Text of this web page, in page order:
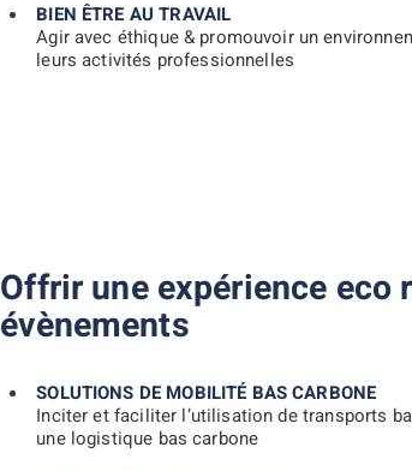
BIEN ÊTRE AU TRAVAIL
Agir avec éthique & promouvoir un
leurs activités professionnelles
Offrir une expérience eco
évènements
SOLUTIONS DE MOBILITÉ BAS CARBONE
Inciter et faciliter l’utilisation de transports
une logistique bas carbone